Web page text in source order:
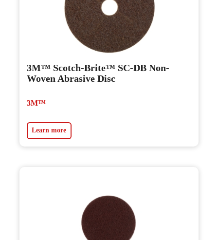
3M™ Scotch-Brite™ SC-DB Non-
Woven Abrasive Disc
3M™
Learn more